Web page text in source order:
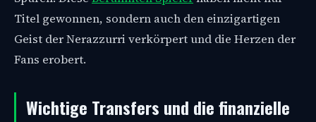
Titel gewonnen, sondern auch den einzigartigen
Geist der Nerazzurri verkörpert und die Herzen der
Fans erobert.
Wichtige Transfers und die finanzielle